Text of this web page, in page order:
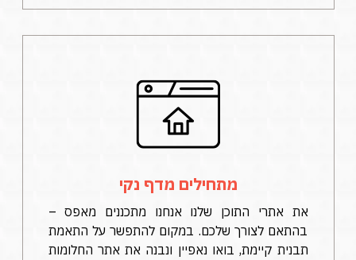
מתחילים מדף נקי
את אתרי התוכן שלנו אנחנו מתכננים מאפס –
בהתאם לצורך שלכם. במקום להתפשר על התאמת
תבנית קיימת, בואו נאפיין ונבנה את אתר החלומות